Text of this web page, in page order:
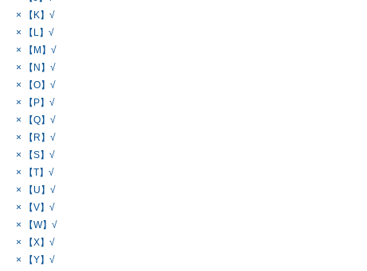
× 【K】√
× 【L】√
× 【M】√
× 【N】√
× 【O】√
× 【P】√
× 【Q】√
× 【R】√
× 【S】√
× 【T】√
× 【U】√
× 【V】√
× 【W】√
× 【X】√
× 【Y】√